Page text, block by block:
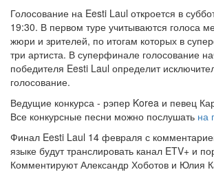
Голосование на Eesti Laul откроется в
19:30. В первом туре учитываются голоса
жюри и зрителей, по итогам которых в
три артиста. В суперфинале голосование
победителя Eesti Laul определит
голосование.
Ведущие конкурса - рэпер Korea и певец
Все конкурсные песни можно послушать на
Финал Eesti Laul 14 февраля с
языке будут транслировать канал ETV+ и
Комментируют Александр Хоботов и Юлия